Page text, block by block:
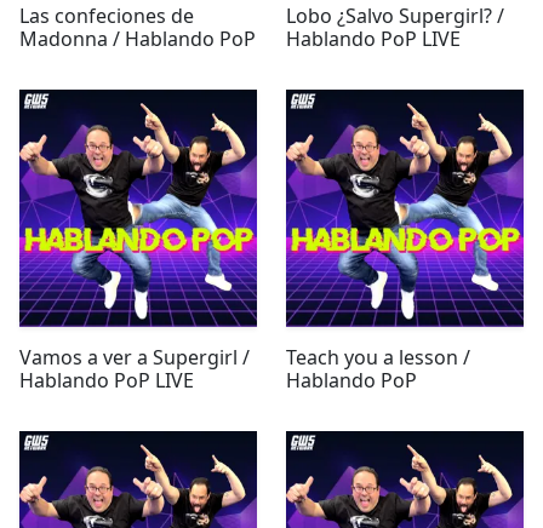
Las confeciones de
Madonna / Hablando PoP
Lobo ¿Salvo Supergirl? /
Hablando PoP LIVE
Vamos a ver a Supergirl /
Hablando PoP LIVE
Teach you a lesson /
Hablando PoP